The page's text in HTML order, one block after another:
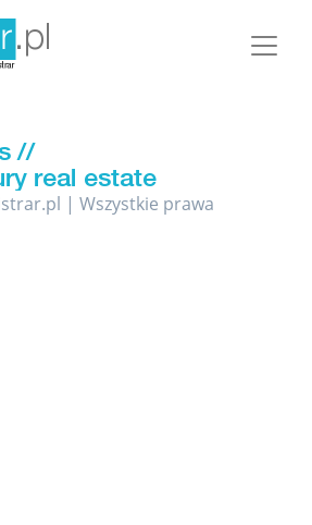
| Wszystkie prawa